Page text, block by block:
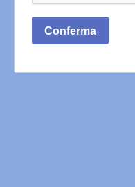
Conferma